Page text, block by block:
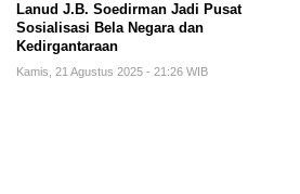
Lanud J.B. Soedirman Jadi Pusat
Sosialisasi Bela Negara dan
Kedirgantaraan
Kamis, 21 Agustus 2025 - 21:26 WIB